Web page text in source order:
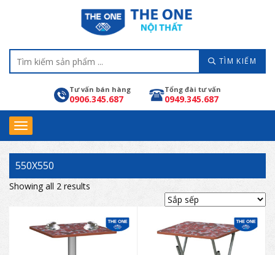
TÌM KIẾM
Tư vấn bán hàng
0906.345.687
Tổng đài tư vấn
0949.345.687
550X550
Showing all 2 results